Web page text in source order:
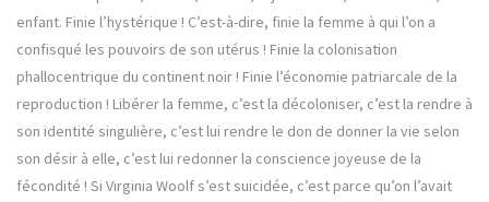
enfant. Finie l’hystérique ! C’est-à-dire, finie la femme à qui l’on a
confisqué les pouvoirs de son utérus ! Finie la colonisation
phallocentrique du continent noir ! Finie l’économie patriarcale de la
reproduction ! Libérer la femme, c’est la décoloniser, c’est la rendre à
son identité singulière, c’est lui rendre le don de donner la vie selon
son désir à elle, c’est lui redonner la conscience joyeuse de la
fécondité ! Si Virginia Woolf s’est suicidée, c’est parce qu’on l’avait